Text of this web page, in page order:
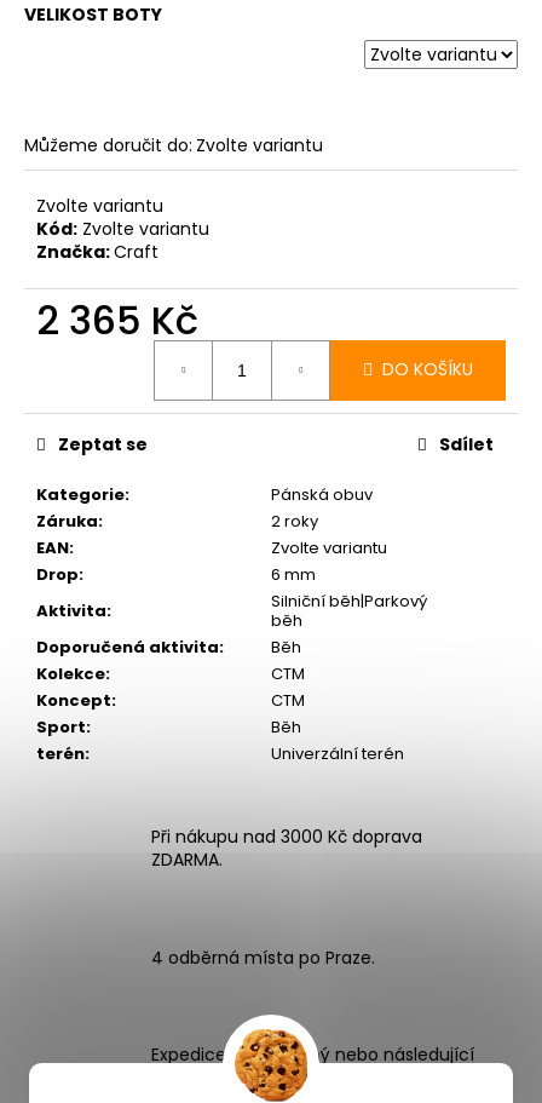
VELIKOST BOTY
Můžeme doručit do: Zvolte variantu
Zvolte variantu
Kód: Zvolte variantu
Značka:Craft
2 365 Kč
DO KOŠÍKU
Kategorie:
Pánská obuv
Záruka:
2 roky
EAN:
Zvolte variantu
Drop:
6 mm
Aktivita:
Silniční běh|Parkový
běh
Doporučená aktivita:
Běh
Kolekce:
CTM
Koncept:
CTM
Sport:
Běh
terén: Univerzální terén
Zeptat se Sdílet
Při nákupu nad 3000 Kč doprava
ZDARMA.
4 odběrná místa po Praze.
Expedice zboží stejný nebo následující
pracovní den.